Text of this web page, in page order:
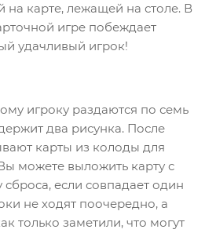
на карте, лежащей на столе. В
игре побеждает
удачливый игрок!
игроку раздаются по семь
два рисунка. После
карты из колоды для
можете выложить карту с
если совпадает один
не ходят поочередно, а
только заметили, что могут